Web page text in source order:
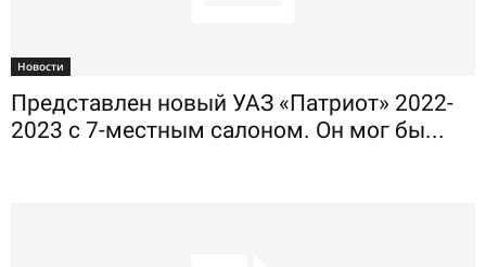
Новости
Представлен новый УАЗ «Патриот» 2022-
2023 с 7-местным салоном. Он мог бы...